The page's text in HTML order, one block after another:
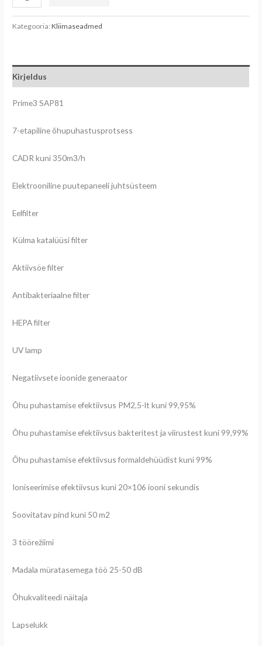
Kategooria:Kliimaseadmed
Kirjeldus
Prime3 SAP81
7-etapiline õhupuhastusprotsess
CADR kuni 350m3/h
Elektrooniline puutepaneeli juhtsüsteem
Eelfilter
Külma katalüüsi filter
Aktiivsöe filter
Antibakteriaalne filter
HEPA filter
UV lamp
Negatiivsete ioonide generaator
Õhu puhastamise efektiivsus PM2,5-lt kuni 99,95%
Õhu puhastamise efektiivsus bakteritest ja viirustest kuni 99,99%
Õhu puhastamise efektiivsus formaldehüüdist kuni 99%
Ioniseerimise efektiivsus kuni 20×106 iooni sekundis
Soovitatav pind kuni 50 m2
3 töörežiimi
Madala müratasemega töö 25-50 dB
Õhukvaliteedi näitaja
Lapselukk